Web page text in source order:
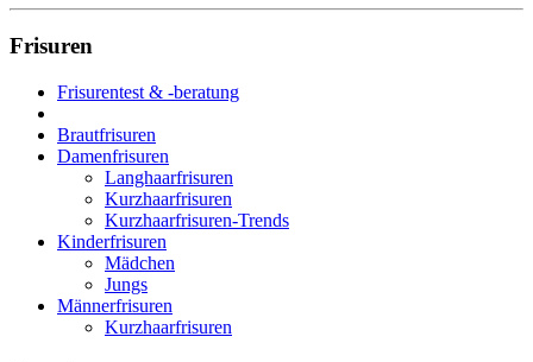
Frisuren
Frisurentest & -beratung
Brautfrisuren
Damenfrisuren
Langhaarfrisuren
Kurzhaarfrisuren
Kurzhaarfrisuren-Trends
Kinderfrisuren
Mädchen
Jungs
Männerfrisuren
Kurzhaarfrisuren